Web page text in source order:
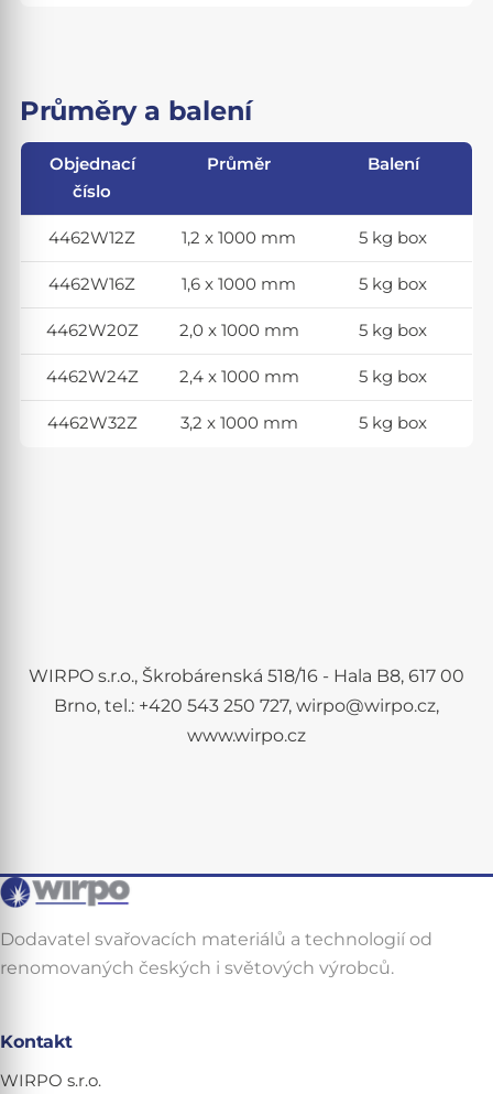
Průměry a balení
Objednací
číslo
Průměr Balení
4462W12Z 1,2 x 1000 mm 5 kg box
4462W16Z 1,6 x 1000 mm 5 kg box
4462W20Z 2,0 x 1000 mm 5 kg box
4462W24Z 2,4 x 1000 mm 5 kg box
4462W32Z 3,2 x 1000 mm 5 kg box
WIRPO s.r.o., Škrobárenská 518/16 - Hala B8, 617 00
Brno, tel.: +420 543 250 727, wirpo@wirpo.cz,
www.wirpo.cz
Dodavatel svařovacích materiálů a technologií od
renomovaných českých i světových výrobců.
Kontakt
WIRPO s.r.o.